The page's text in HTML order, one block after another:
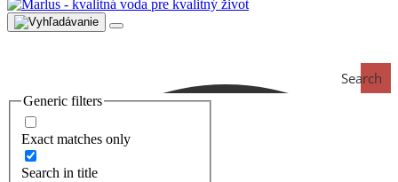
Search
Generic filters
Exact matches only
Search in title